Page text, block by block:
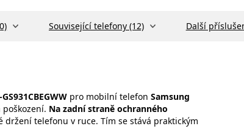
Související telefony (12) Další
pro mobilní telefon Samsung
Na zadní straně ochranného
držení telefonu v ruce. Tím se stává praktickým